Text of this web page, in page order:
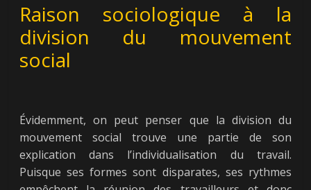
Raison sociologique à la
division du mouvement
social
Évidemment, on peut penser que la division du
mouvement social trouve une partie de son
explication dans l’individualisation du travail.
Puisque ses formes sont disparates, ses rythmes